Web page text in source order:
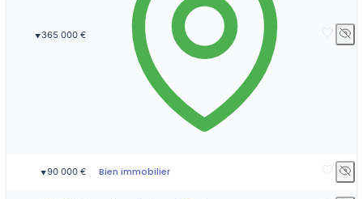
▼365 000 €
▼90 000 € Bien immobilier